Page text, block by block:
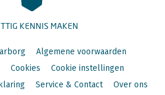
KENNIS MAKEN
Algemene voorwaarden
Cookies
Cookie instellingen
Service & Contact Over ons